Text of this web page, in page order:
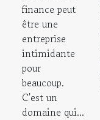
finance peut
être une
entreprise
intimidante
pour
beaucoup.
C'est un
domaine qui...